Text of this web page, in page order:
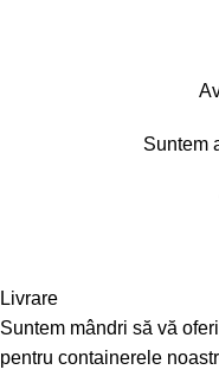
Suntem
Livrare
Suntem mândri să vă
pentru containerele